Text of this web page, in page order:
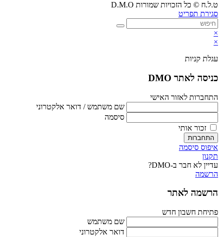
ט.ל.ח © כל הזכויות שמורות D.M.O
סגירת תפריט
×
×
עגלת קניות
כניסה לאתר DMO
התחברות לאזור האישי
שם משתמש / דואר אלקטרוני
סיסמה
זכור אותי
התחברות
איפוס סיסמה
תקנון
עדיין לא חבר ב-DMO?
הרשמה
הרשמה לאתר
פתיחת חשבון חדש
שם משתמש
דואר אלקטרוני